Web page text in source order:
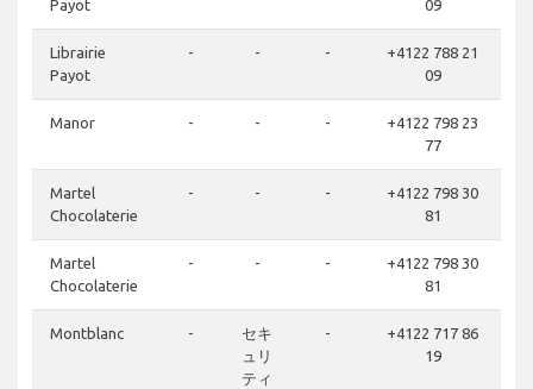
Payot 09
Librairie
Payot
- - -
+4122 788 21
09
Manor - - -
+4122 798 23
77
Martel
Chocolaterie
- - -
+4122 798 30
81
Martel
Chocolaterie
- - -
+4122 798 30
81
Montblanc -
セキ
ュリ
ティ
-
+4122 717 86
19